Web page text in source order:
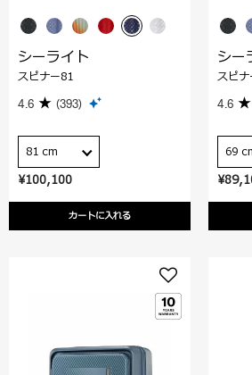
¥100,100
カートに入れる
シーライト
スピナー81
4.6 (393)
81 cm
シー
スピ
4.6
69